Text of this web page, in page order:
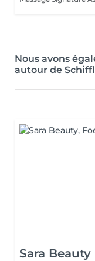
Nous avons
autour de
Sara Beauty